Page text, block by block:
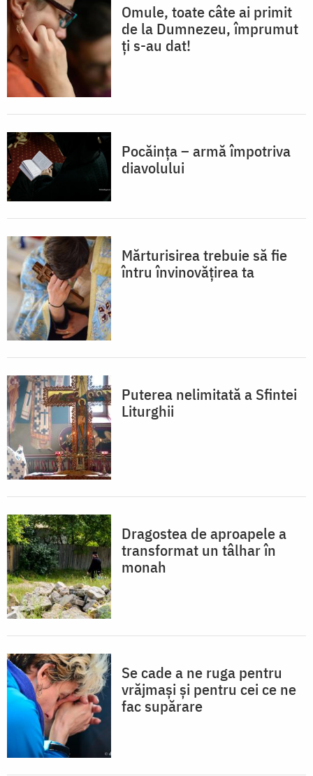
Omule, toate câte ai primit
de la Dumnezeu, împrumut
ți s-au dat!
Pocăința – armă împotriva
diavolului
Mărturisirea trebuie să fie
întru învinovățirea ta
Puterea nelimitată a Sfintei
Liturghii
Dragostea de aproapele a
transformat un tâlhar în
monah
Se cade a ne ruga pentru
vrăjmași și pentru cei ce ne
fac supărare